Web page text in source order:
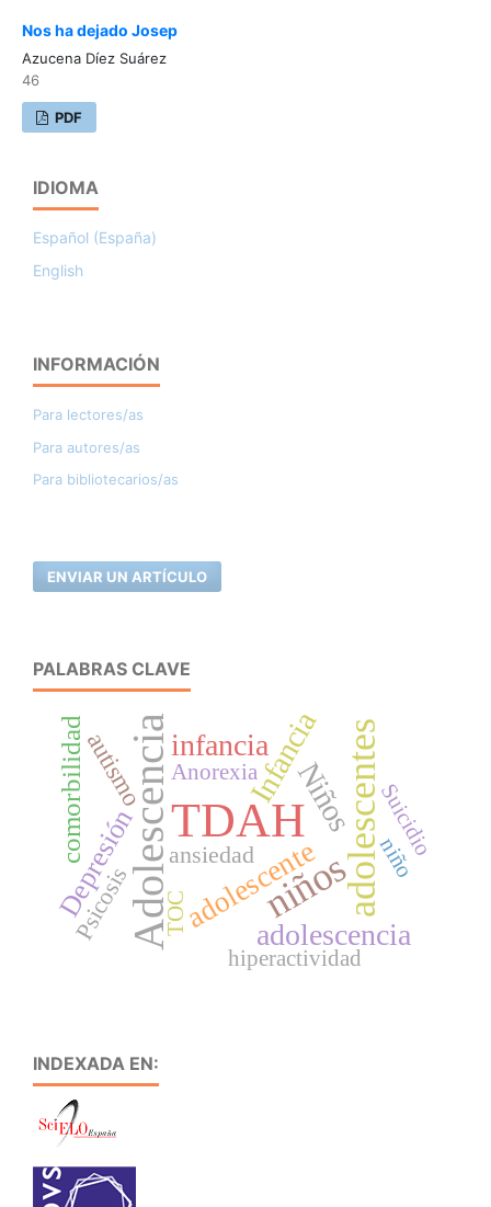
Nos ha dejado Josep
Azucena Díez Suárez
46
PDF
IDIOMA
Español (España)
English
INFORMACIÓN
Para lectores/as
Para autores/as
Para bibliotecarios/as
ENVIAR UN ARTÍCULO
PALABRAS CLAVE
TDAH
Adolescencia niñosadolescentes
Infancia
adolescencia
Niños
infancia
adolescente
Depresión
comorbilidadautismo
Psicosis
ansiedad
TOC
hiperactividad
Anorexia
niño
Suicidio
INDEXADA EN: